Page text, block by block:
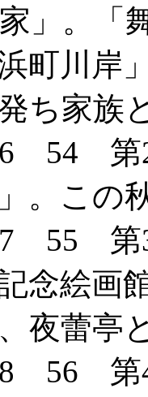
」。「
町川岸
ち家族
54 第2
」。こ
55 第3
記念絵画
夜蕾亭
56 第4